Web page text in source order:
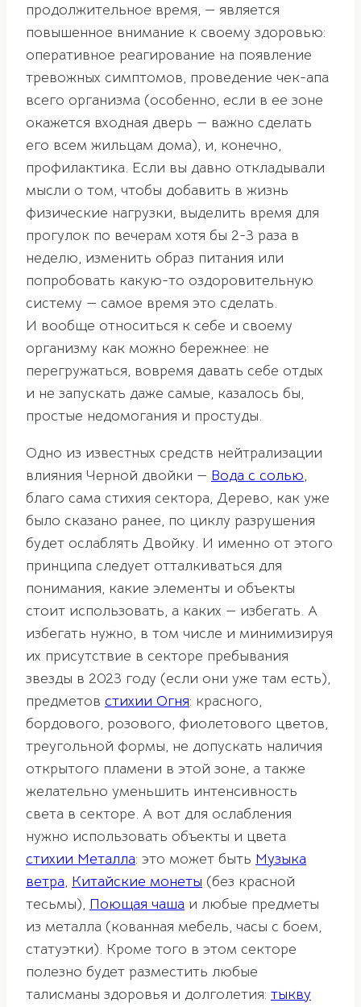
продолжительное время, — является
повышенное внимание к своему здоровью:
оперативное реагирование на появление
тревожных симптомов, проведение чек-апа
всего организма (особенно, если в ее зоне
окажется входная дверь — важно сделать
его всем жильцам дома), и, конечно,
профилактика. Если вы давно откладывали
мысли о том, чтобы добавить в жизнь
физические нагрузки, выделить время для
прогулок по вечерам хотя бы 2-3 раза в
неделю, изменить образ питания или
попробовать какую-то оздоровительную
систему — самое время это сделать.
И вообще относиться к себе и своему
организму как можно бережнее: не
перегружаться, вовремя давать себе отдых
и не запускать даже самые, казалось бы,
простые недомогания и простуды.
Одно из известных средств нейтрализации
влияния Черной двойки — Вода с солью,
благо сама стихия сектора, Дерево, как уже
было сказано ранее, по циклу разрушения
будет ослаблять Двойку. И именно от этого
принципа следует отталкиваться для
понимания, какие элементы и объекты
стоит использовать, а каких — избегать. А
избегать нужно, в том числе и минимизируя
их присутствие в секторе пребывания
звезды в 2023 году (если они уже там есть),
предметов стихии Огня: красного,
бордового, розового, фиолетового цветов,
треугольной формы, не допускать наличия
открытого пламени в этой зоне, а также
желательно уменьшить интенсивность
света в секторе. А вот для ослабления
нужно использовать объекты и цвета
стихии Металла: это может быть Музыка
ветра, Китайские монеты (без красной
тесьмы), Поющая чаша и любые предметы
из металла (кованная мебель, часы с боем,
статуэтки). Кроме того в этом секторе
полезно будет разместить любые
талисманы здоровья и долголетия: тыкву